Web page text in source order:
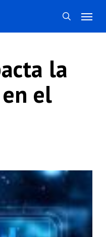
search
Menú
la
el